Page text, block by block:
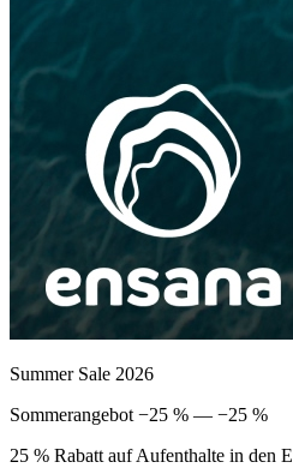
Summer Sale 2026
Sommerangebot −25 % — −25 %
25 % Rabatt auf Aufenthalte in den